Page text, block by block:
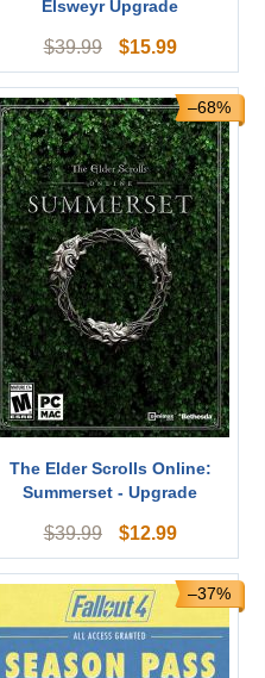
Elsweyr Upgrade
$39.99 $15.99
–68%
The Elder Scrolls Online:
Summerset - Upgrade
$39.99 $12.99
–37%